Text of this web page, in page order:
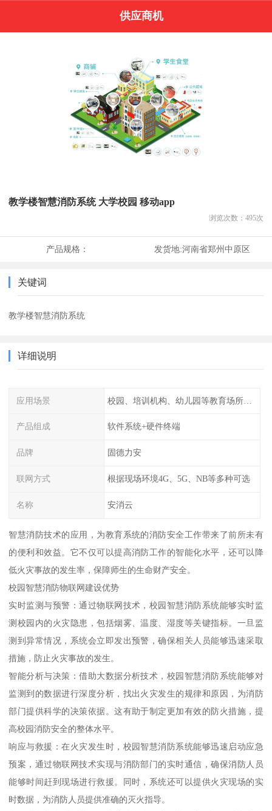
供应商机
教学楼智慧消防系统 大学校园 移动app
浏览次数： 495次
产品规格： 发货地:河南省郑州中原区
关键词
教学楼智慧消防系统
详细说明
应用场景 校园、培训机构、幼儿园等教育场所人员密集场所消防安全监控管理系统
产品组成 软件系统+硬件终端
品牌 固德力安
联网方式 根据现场环境4G、5G、NB等多种可选
名称 安消云
智慧消防技术的应用，为教育系统的消防安全工作带来了前所未有
的便利和效益。它不仅可以提高消防工作的智能化水平，还可以降
低火灾事故的发生率，保障师生的生命财产安全。
校园智慧消防物联网建设优势
实时监测与预警：通过物联网技术，校园智慧消防系统能够实时监
测校园内的火灾隐患，包括烟雾、温度、湿度等关键指标。一旦监
测到异常情况，系统会立即发出预警，确保相关人员能够迅速采取
措施，防止火灾事故的发生。
智能分析与决策：借助大数据分析技术，校园智慧消防系统能够对
监测到的数据进行深度分析，找出火灾发生的规律和原因，为消防
部门提供科学的决策依据。这有助于制定更加有效的防火措施，提
高校园消防安全的整体水平。
响应与救援：在火灾发生时，校园智慧消防系统能够迅速启动应急
预案，通过物联网技术实现与消防部门的实时通信，确保消防人员
能够时间赶到现场进行救援。同时，系统还可以提供火灾现场的实
时数据，为消防人员提供准确的灭火指导。